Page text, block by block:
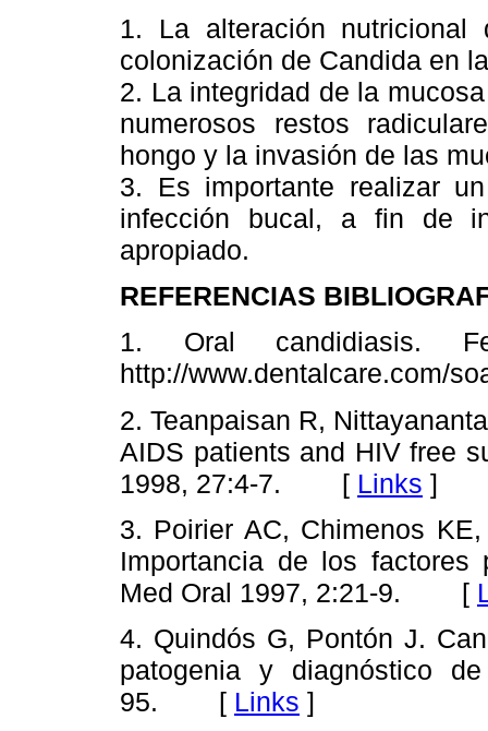
1. La alteración
colonización de Candida en
2. La integridad de la
numerosos restos
hongo y la invasión de las
3. Es importante realizar
infección bucal, a fin de
apropiado.
REFERENCIAS
1. Oral candidiasis.
http://
2. Teanpaisan R,
AIDS patients and HIV free
1998, 27:4-7. [ Links ]
3. Poirier AC, Chimenos
Importancia de los factores
Med Oral 1997, 2:21-9. [
4. Quindós G, Pontón J.
patogenia y diagnóstico
95. [ Links ]